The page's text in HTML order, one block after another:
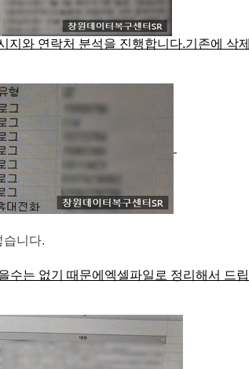
지와 연락처 분석을 진행합니다.기존에 삭제
습니다.
수는 없기 때문에 엑셀파일로 정리해서 드립